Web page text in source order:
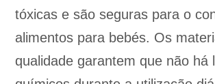
tóxicas e são seguras para o
alimentos para bebés. Os
qualidade garantem que não há